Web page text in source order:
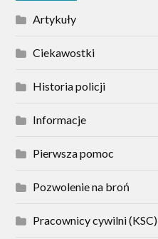
Artykuły
Ciekawostki
Historia policji
Informacje
Pierwsza pomoc
Pozwolenie na broń
Pracownicy cywilni (KSC)